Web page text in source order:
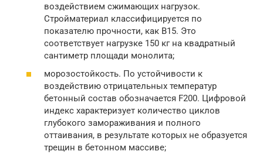
воздействием сжимающих нагрузок.
Стройматериал классифицируется по
показателю прочности, как B15. Это
соответствует нагрузке 150 кг на квадратный
сантиметр площади монолита;
морозостойкость. По устойчивости к
воздействию отрицательных температур
бетонный состав обозначается F200. Цифровой
индекс характеризует количество циклов
глубокого замораживания и полного
оттаивания, в результате которых не образуется
трещин в бетонном массиве;